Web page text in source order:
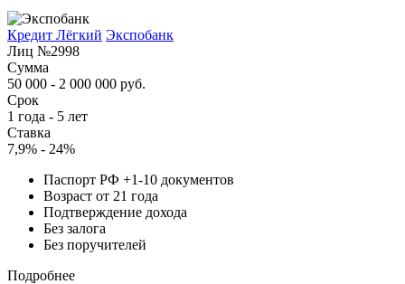
Кредит Лёгкий Экспобанк
Лиц №2998
Сумма
50 000 - 2 000 000 руб.
Срок
1 года - 5 лет
Ставка
7,9% - 24%
Паспорт РФ +1-10 документов
Возраст от 21 года
Подтверждение дохода
Без залога
Без поручителей
Подробнее